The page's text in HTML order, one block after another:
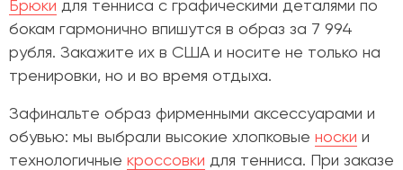
Брюки для тенниса с графическими деталями по
бокам гармонично впишутся в образ за 7 994
рубля. Закажите их в США и носите не только на
тренировки, но и во время отдыха.
Зафинальте образ фирменными аксессуарами и
обувью: мы выбрали высокие хлопковые носки и
технологичные кроссовки для тенниса. При заказе